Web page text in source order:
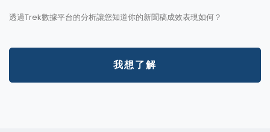
透過Trek數據平台的分析讓您知道你的新聞稿成效表現如何？
我想了解